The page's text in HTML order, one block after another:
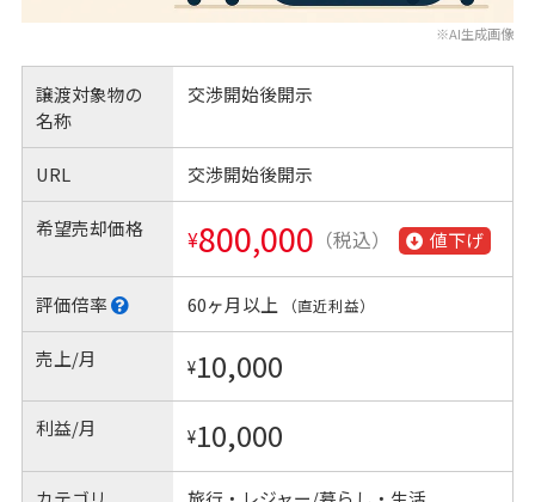
※AI生成画像
譲渡対象物の
名称
交渉開始後開示
URL 交渉開始後開示
希望売却価格 ¥800,000 （税込） 値下げ
評価倍率 60ヶ月以上 （直近利益）
売上/月 ¥10,000
利益/月 ¥10,000